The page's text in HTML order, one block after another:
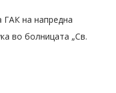
ГАК на напредна
во болницата „Св.